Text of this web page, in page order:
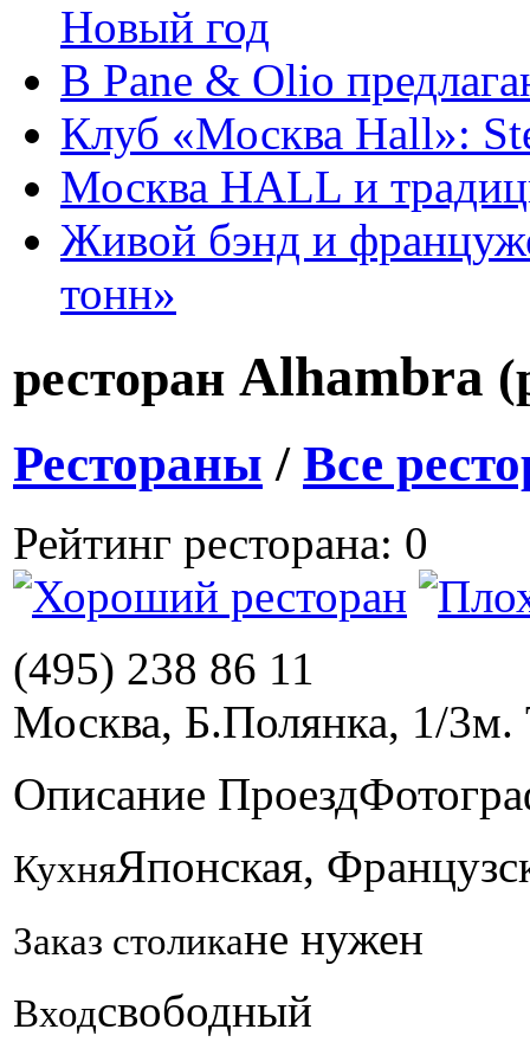
Новый год
В Pane & Olio
Клуб «Москва Hall»:
Москва HALL и
Живой бэнд и
тонн»
ресторан Alhambra
Рестораны / Все
Рейтинг ресторана: 0
(495) 238 86 11
Москва, Б.Полянка, 1/3м.
Описание Проезд
КухняЯпонская,
Заказ столикане нужен
Входсвободный